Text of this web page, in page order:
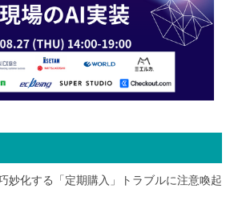
妙化する「定期購入」トラブルに注意喚起